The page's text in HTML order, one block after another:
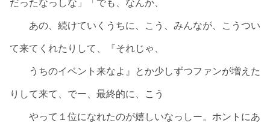
だったなっしな」「でも、なんか、
あの、続けていくうちに、こう、みんなが、こうつい
て来てくれたりして、『それじゃ、
うちのイベント来なよ』とか少しずつファンが増えた
りして来て、でー、最終的に、こう
やって１位になれたのが嬉しいなっしー。ホントにあ